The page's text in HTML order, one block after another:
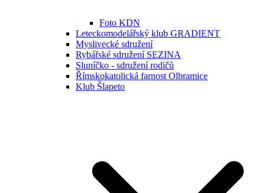
Foto KDN
Leteckomodelářský klub GRADIENT
Myslivecké sdružení
Rybářské sdružení SEZINA
Sluníčko - sdružení rodičů
Římskokatolická farnost Olbramice
Klub Šlapeto